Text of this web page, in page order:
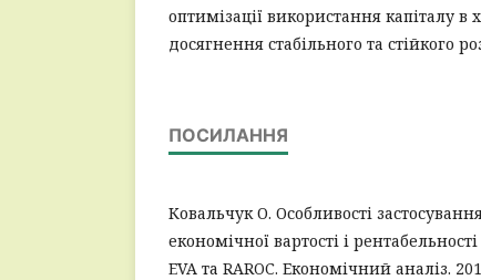
оптимізації використання капіталу в
досягнення стабільного та стійкого
ПОСИЛАННЯ
Ковальчук О. Особливості
економічної вартості і
EVA та RAROC. Економічний аналіз.